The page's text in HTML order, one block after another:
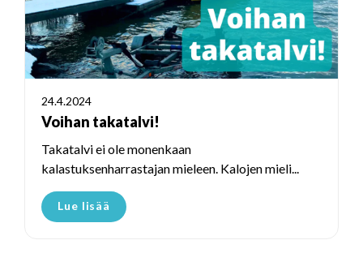
24.4.2024
Voihan takatalvi!
Takatalvi ei ole monenkaan
kalastuksenharrastajan mieleen. Kalojen mieli...
Lue lisää